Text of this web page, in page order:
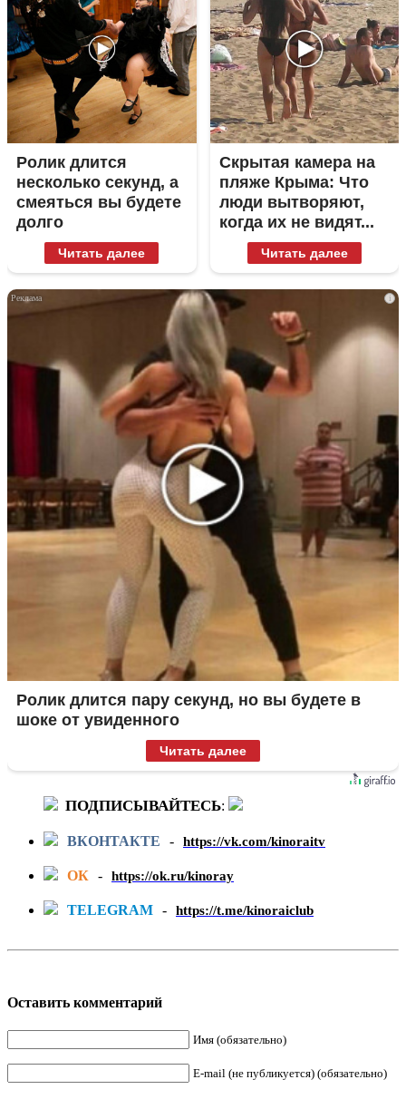
Ролик длится
несколько секунд, а
смеяться вы будете
долго
Читать далее
Скрытая камера на
пляже Крыма: Что
люди вытворяют,
когда их не видят...
Читать далее
i
Ролик длится пару секунд, но вы будете в
шоке от увиденного
Читать далее
ПОДПИСЫВАЙТЕСЬ:
ВКОНТАКТЕ - https://vk.com/kinoraitv
ОК - https://ok.ru/kinoray
TELEGRAM - https://t.me/kinoraiclub
Оставить комментарий
Имя (обязательно)
E-mail (не публикуется) (обязательно)